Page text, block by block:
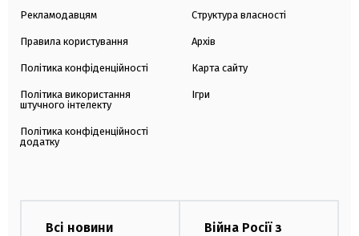
Рекламодавцям
Правила користування
Політика конфіденційності
Політика використання
штучного інтелекту
Політика конфіденційності
додатку
Структура власності
Архів
Карта сайту
Ігри
Всі новини
Війна Росії з